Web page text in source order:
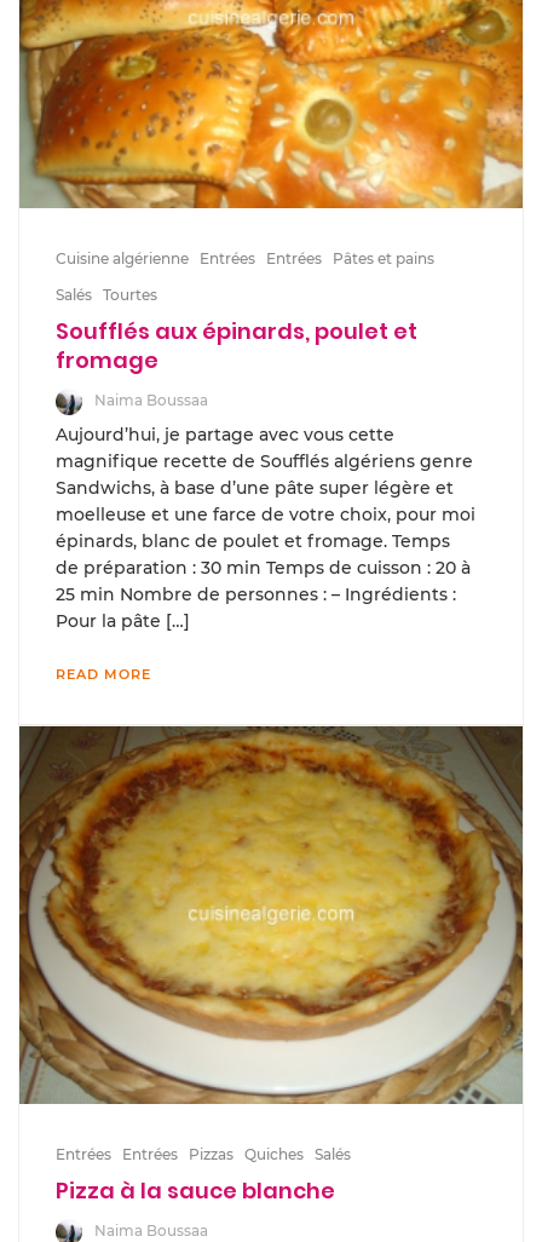
Cuisine algérienne Entrées Entrées
Pâtes et pains
Salés Tourtes
Soufflés aux épinards, poulet et
fromage
Naima Boussaa
Aujourd’hui, je partage avec vous cette
magnifique recette de Soufflés algériens genre
Sandwichs, à base d’une pâte super légère et
moelleuse et une farce de votre choix, pour moi
épinards, blanc de poulet et fromage. Temps
de préparation : 30 min Temps de cuisson : 20 à
25 min Nombre de personnes : – Ingrédients :
Pour la pâte […]
READ MORE
Entrées Entrées Pizzas Quiches Salés
Pizza à la sauce blanche
Naima Boussaa